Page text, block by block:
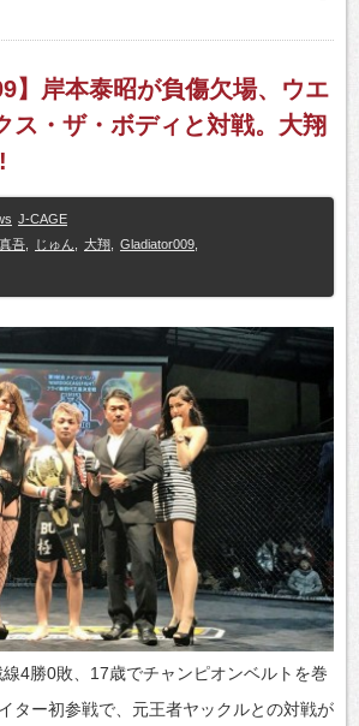
】岸本泰昭が負傷欠場、ウエ
ス・ザ・ボディと対戦。大翔
J-CAGE
吾 じゅん 大翔 Gladiator009
線4勝0敗、17歳でチャンピオンベルトを巻
ター初参戦で、元王者ヤックルとの対戦が